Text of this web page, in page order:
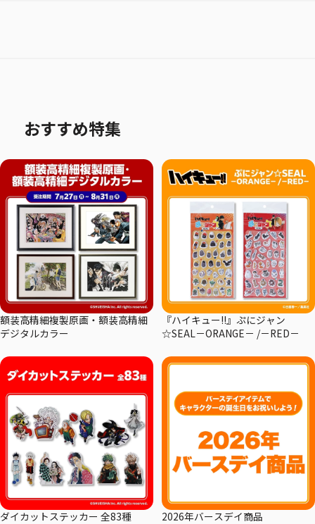
おすすめ特集
額装高精細複製原画・額装高精細
デジタルカラー
『ハイキュー!!』ぷにジャン
☆SEAL－ORANGE－ /－RED－
ダイカットステッカー 全83種 2026年バースデイ商品